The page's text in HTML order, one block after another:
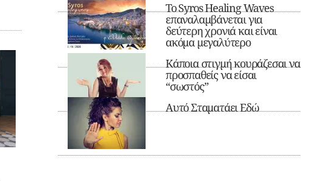
Το Syros Healing Waves
επαναλαμβάνεται για
δεύτερη χρονιά και είναι
ακόμα μεγαλύτερο
Κάποια στιγμή κουράζεσαι να
προσπαθείς να είσαι
“σωστός”
Αυτό Σταματάει Εδώ